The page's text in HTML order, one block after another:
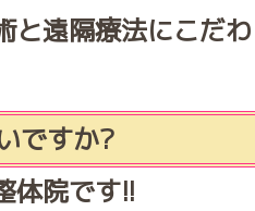
と遠隔療法にこだ
ですか?
体院です!!